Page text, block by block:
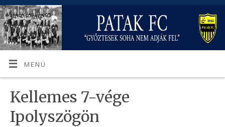
MENÜ
Kellemes 7-vége
Ipolyszögön